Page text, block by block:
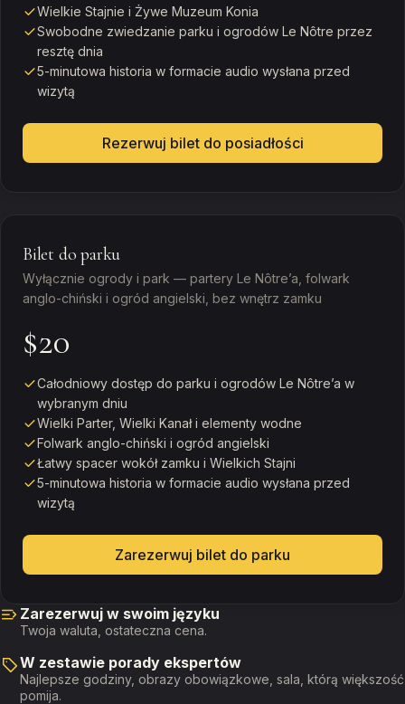
Wielkie Stajnie i Żywe Muzeum Konia
Swobodne zwiedzanie parku i ogrodów Le Nôtre przez
resztę dnia
5-minutowa historia w formacie audio wysłana przed
wizytą
Rezerwuj bilet do posiadłości
Bilet do parku
Wyłącznie ogrody i park — partery Le Nôtre’a, folwark
anglo-chiński i ogród angielski, bez wnętrz zamku
$20
Całodniowy dostęp do parku i ogrodów Le Nôtre’a w
wybranym dniu
Wielki Parter, Wielki Kanał i elementy wodne
Folwark anglo-chiński i ogród angielski
Łatwy spacer wokół zamku i Wielkich Stajni
5-minutowa historia w formacie audio wysłana przed
wizytą
Zarezerwuj bilet do parku
Zarezerwuj w swoim języku
Twoja waluta, ostateczna cena.
W zestawie porady ekspertów
Najlepsze godziny, obrazy obowiązkowe, sala, którą większość
pomija.